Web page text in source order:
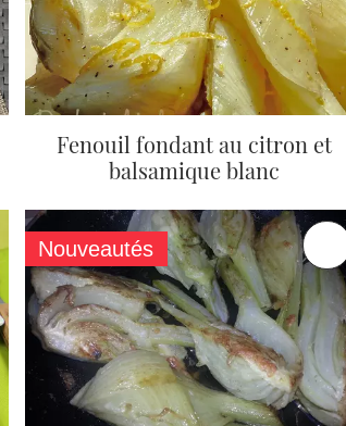
Fenouil fondant au citron et
balsamique blanc
Nouveautés